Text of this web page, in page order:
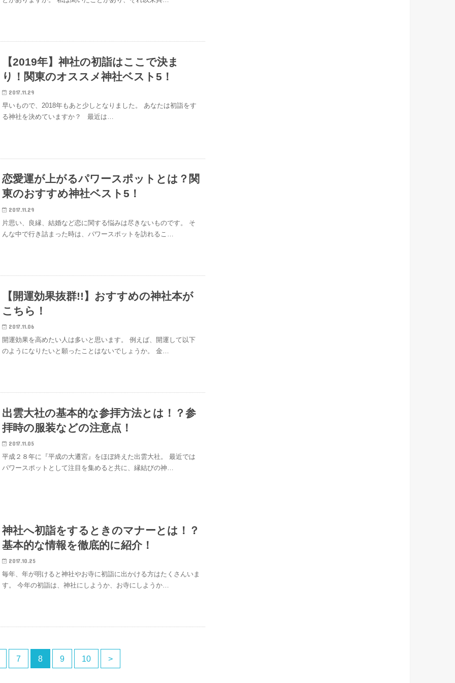
【2019年】神社の初詣はここで決ま
り！関東のオススメ神社ベスト5！
2017.11.29
早いもので、2018年もあと少しとなりました。 あなたは初詣をす
る神社を決めていますか？ 最近は…
恋愛運が上がるパワースポットとは？関
東のおすすめ神社ベスト5！
2017.11.29
片思い、良縁、結婚など恋に関する悩みは尽きないものです。 そ
んな中で行き詰まった時は、パワースポットを訪れるこ…
【開運効果抜群!!】おすすめの神社本が
こちら！
2017.11.06
開運効果を高めたい人は多いと思います。 例えば、開運して以下
のようになりたいと願ったことはないでしょうか。 金…
出雲大社の基本的な参拝方法とは！？参
拝時の服装などの注意点！
2017.11.05
平成２８年に『平成の大遷宮』をほぼ終えた出雲大社。 最近では
パワースポットとして注目を集めると共に、縁結びの神…
神社へ初詣をするときのマナーとは！？
基本的な情報を徹底的に紹介！
2017.10.25
毎年、年が明けると神社やお寺に初詣に出かける方はたくさんいま
す。 今年の初詣は、神社にしようか、お寺にしようか…
7 8 9 10 >